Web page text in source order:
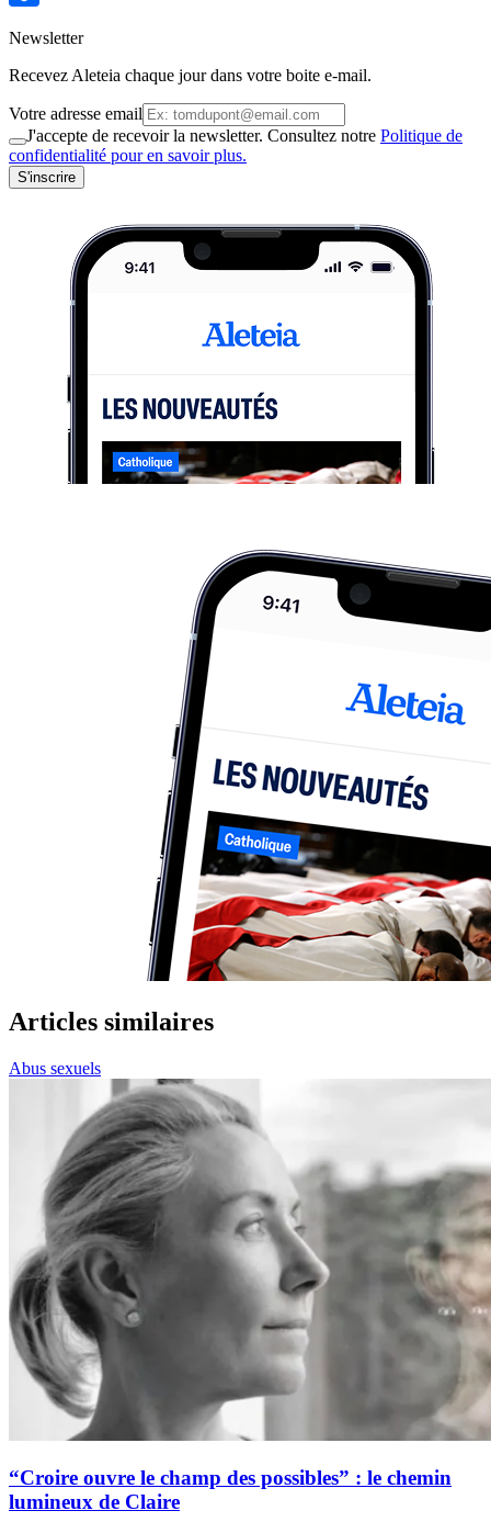
Newsletter
Recevez Aleteia chaque jour dans votre boite e-mail.
Votre adresse email
J'accepte de recevoir la newsletter. Consultez notre Politique de
confidentialité pour en savoir plus.
S'inscrire
Articles similaires
Abus sexuels
“Croire ouvre le champ des possibles” : le chemin
lumineux de Claire